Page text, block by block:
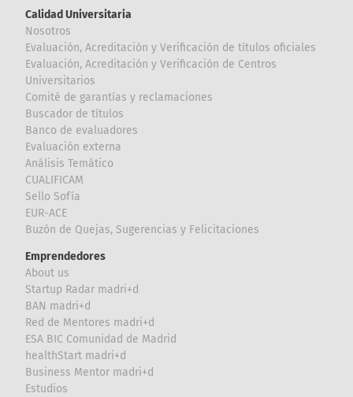
Calidad Universitaria
Nosotros
Evaluación, Acreditación y Verificación de títulos oficiales
Evaluación, Acreditación y Verificación de Centros
Universitarios
Comité de garantías y reclamaciones
Buscador de títulos
Banco de evaluadores
Evaluación externa
Análisis Temático
CUALIFICAM
Sello Sofía
EUR-ACE
Buzón de Quejas, Sugerencias y Felicitaciones
Emprendedores
About us
Startup Radar madri+d
BAN madri+d
Red de Mentores madri+d
ESA BIC Comunidad de Madrid
healthStart madri+d
Business Mentor madri+d
Estudios